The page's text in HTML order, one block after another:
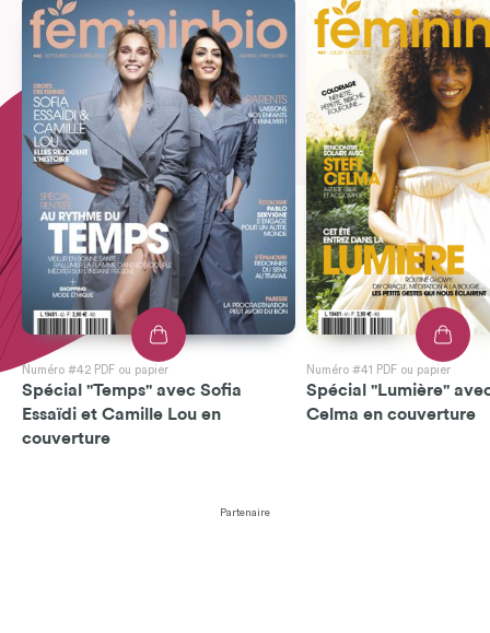
Numéro #42 PDF ou papier
Spécial "Temps" avec Sofia
Essaïdi et Camille Lou en
couverture
Numéro #41 PDF ou papier
Spécial "Lumière"
Celma en couverture
Partenaire